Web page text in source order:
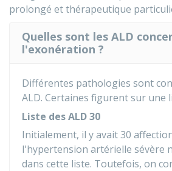
prolongé et thérapeutique
Quelles sont les ALD
l'exonération ?
Différentes pathologies sont
ALD. Certaines figurent sur une
Liste des ALD 30
Initialement, il y avait 30
l'hypertension artérielle sévère
dans cette liste. Toutefois, on